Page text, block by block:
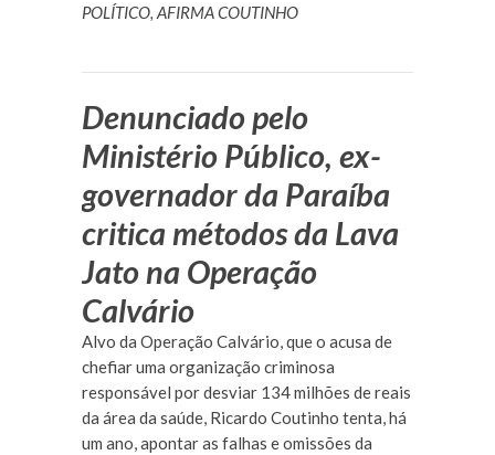
POLÍTICO, AFIRMA COUTINHO
Denunciado pelo
Ministério Público, ex-
governador da Paraíba
critica métodos da Lava
Jato na Operação
Calvário
Alvo da Operação Calvário, que o acusa de
chefiar uma organização criminosa
responsável por desviar 134 milhões de reais
da área da saúde, Ricardo Coutinho tenta, há
um ano, apontar as falhas e omissões da